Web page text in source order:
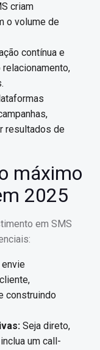
criam
o volume de
contínua e
resultados de
máximo
2025
em SMS
envie
construindo
Seja direto,
um call-